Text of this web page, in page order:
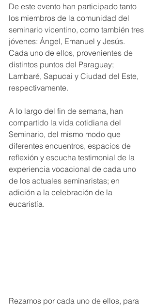
De este evento han participado tanto
los miembros de la comunidad del
seminario vicentino, como también tres
jóvenes: Ángel, Emanuel y Jesús.
Cada uno de ellos, provenientes de
distintos puntos del Paraguay;
Lambaré, Sapucai y Ciudad del Este,
respectivamente.
A lo largo del fin de semana, han
compartido la vida cotidiana del
Seminario, del mismo modo que
diferentes encuentros, espacios de
reflexión y escucha testimonial de la
experiencia vocacional de cada uno
de los actuales seminaristas; en
adición a la celebración de la
eucaristía.
Rezamos por cada uno de ellos, para